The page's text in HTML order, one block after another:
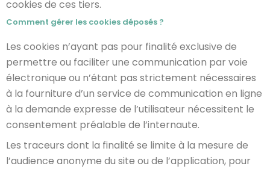
cookies de ces tiers.
Comment gérer les cookies déposés ?
Les cookies n’ayant pas pour finalité exclusive de
permettre ou faciliter une communication par voie
électronique ou n’étant pas strictement nécessaires
à la fourniture d’un service de communication en ligne
à la demande expresse de l’utilisateur nécessitent le
consentement préalable de l’internaute.
Les traceurs dont la finalité se limite à la mesure de
l’audience anonyme du site ou de l’application, pour